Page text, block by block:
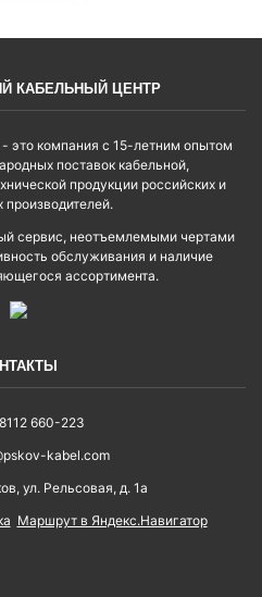
КАБЕЛЬНЫЙ ЦЕНТР
это компания с 15-летним опытом
поставок кабельной,
продукции российских и
сервис, неотъемлемыми чертами
обслуживания и наличие
ассортимента.
660-223
kabel.com
, ул. Рельсовая, д. 1а
Маршрут в Яндекс.Навигатор